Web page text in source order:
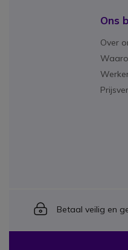
Ons
Over
Icon
Betaal veilig en